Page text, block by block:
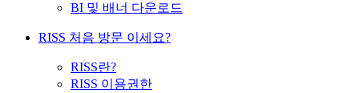
BI 및 배너 다운로드
RISS 처음 방문 이세요?
RISS란?
RISS 이용권한